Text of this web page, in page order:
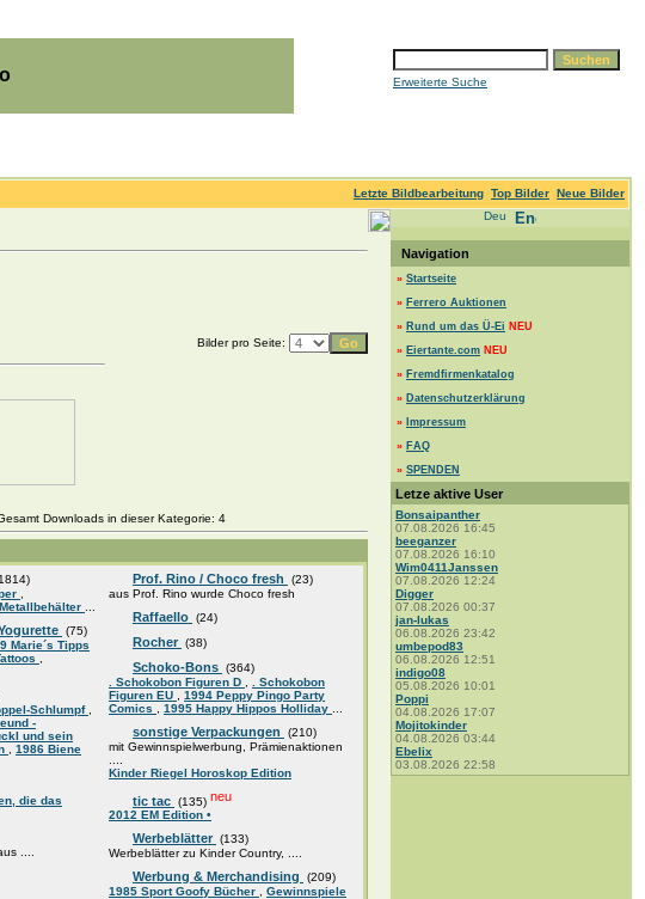
Erweiterte Suche
Letzte Bildbearbeitung Top Bilder Neue Bilder
Bilder pro Seite:
Downloads in dieser Kategorie: 4
Metallbehälter
(75)
Marie´s Tipps
Schlumpf
-
und sein
1986 Biene
die das
....
Prof. Rino / Choco fresh
(23)
aus Prof. Rino wurde Choco fresh
Raffaello (24)
Rocher (38)
Schoko-Bons (364)
. Schokobon Figuren D
. Schokobon
Figuren EU
1994 Peppy Pingo Party
Comics
1995 Happy Hippos Holliday
sonstige Verpackungen
(210)
mit Gewinnspielwerbung, Prämienaktionen
Kinder Riegel Horoskop Edition
tic tac (135) neu
2012 EM Edition •
Werbeblätter (133)
Werbeblätter zu Kinder Country, ....
Werbung & Merchandising
(209)
1985 Sport Goofy Bücher
Gewinnspiele
Navigation
» Startseite
» Ferrero Auktionen
» Rund um das Ü-Ei NEU
» Eiertante.com NEU
» Fremdfirmenkatalog
» Datenschutzerklärung
» Impressum
» FAQ
» SPENDEN
Letze aktive User
Bonsaipanther
07.08.2026 16:45
beeganzer
07.08.2026 16:10
Wim0411Janssen
07.08.2026 12:24
Digger
07.08.2026 00:37
jan-lukas
06.08.2026 23:42
umbepod83
06.08.2026 12:51
indigo08
05.08.2026 10:01
Poppi
04.08.2026 17:07
Mojitokinder
04.08.2026 03:44
Ebelix
03.08.2026 22:58